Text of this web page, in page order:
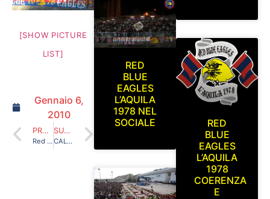
[SHOW PICTURE
LIST]
Gennaio 6,
2010
PRECEDENTE
Red Blue Eagles L’Aquila 1978 in Curva Sud (L’Aquila-Campobasso) 15/11/09
SUCCESSIVO
CALENDARIO VENTICINQUENNALE
RED
BLUE
EAGLES
L’AQUILA
1978 NEL
SOCIALE
RED
BLUE
EAGLES
L’AQUILA
1978
COERENZA
E